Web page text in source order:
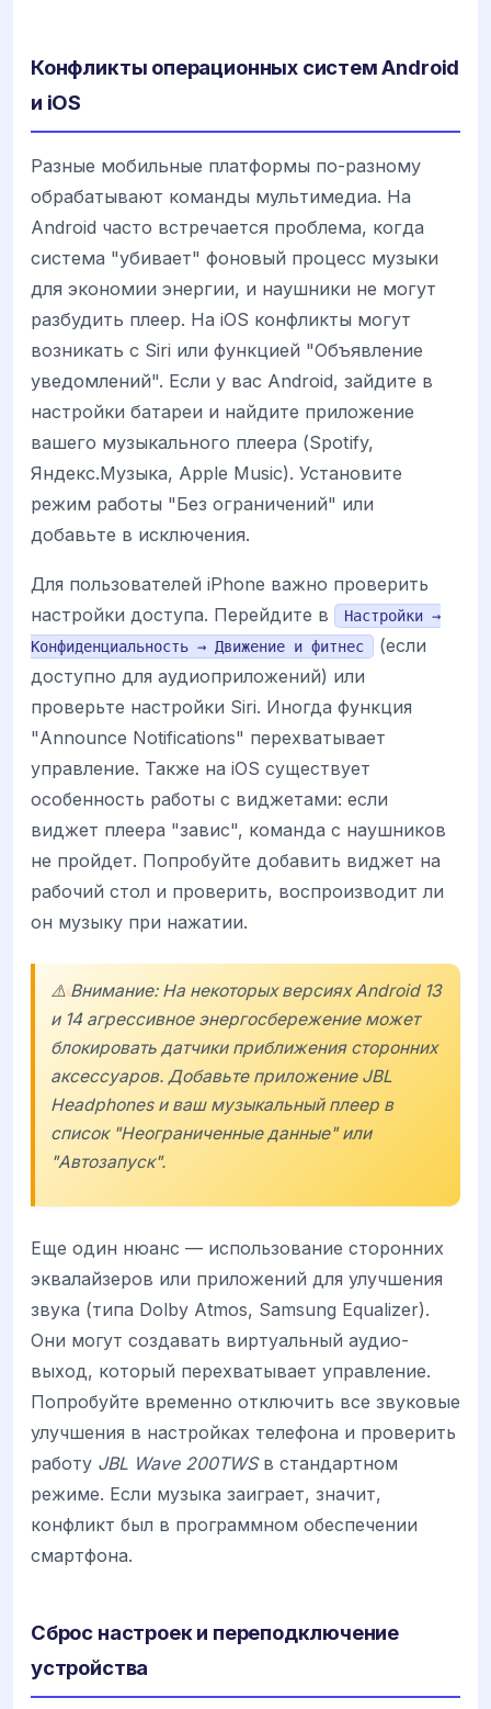
Конфликты операционных систем Android
и iOS
Разные мобильные платформы по-разному
обрабатывают команды мультимедиа. На
Android часто встречается проблема, когда
система "убивает" фоновый процесс музыки
для экономии энергии, и наушники не могут
разбудить плеер. На iOS конфликты могут
возникать с Siri или функцией "Объявление
уведомлений". Если у вас Android, зайдите в
настройки батареи и найдите приложение
вашего музыкального плеера (Spotify,
Яндекс.Музыка, Apple Music). Установите
режим работы "Без ограничений" или
добавьте в исключения.
Для пользователей iPhone важно проверить
настройки доступа. Перейдите в
Настройки →
Конфиденциальность → Движение и фитнес
(если
доступно для аудиоприложений) или
проверьте настройки Siri. Иногда функция
"Announce Notifications" перехватывает
управление. Также на iOS существует
особенность работы с виджетами: если
виджет плеера "завис", команда с наушников
не пройдет. Попробуйте добавить виджет на
рабочий стол и проверить, воспроизводит ли
он музыку при нажатии.
⚠️ Внимание: На некоторых версиях Android 13
и 14 агрессивное энергосбережение может
блокировать датчики приближения сторонних
аксессуаров. Добавьте приложение JBL
Headphones и ваш музыкальный плеер в
список "Неограниченные данные" или
"Автозапуск".
Еще один нюанс — использование сторонних
эквалайзеров или приложений для улучшения
звука (типа Dolby Atmos, Samsung Equalizer).
Они могут создавать виртуальный аудио-
выход, который перехватывает управление.
Попробуйте временно отключить все звуковые
улучшения в настройках телефона и проверить
работу JBL Wave 200TWSв стандартном
режиме. Если музыка заиграет, значит,
конфликт был в программном обеспечении
смартфона.
Сброс настроек и переподключение
устройства